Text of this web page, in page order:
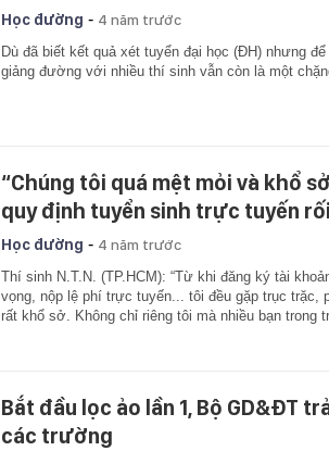
Học đường - 4 năm trước
Dù đã biết kết quả xét tuyển đại học (ĐH) nhưng
giảng đường với nhiều thí sinh vẫn còn là một
“Chúng tôi quá mệt mỏi và khổ
quy định tuyển sinh trực tuyến
Học đường - 4 năm trước
Thí sinh N.T.N. (TP.HCM): “Từ khi đăng ký tài
vọng, nộp lệ phí trực tuyến... tôi đều gặp trục trặc,
rất khổ sở. Không chỉ riêng tôi mà nhiều bạn
Bắt đầu lọc ảo lần 1, Bộ GD&ĐT
các trường